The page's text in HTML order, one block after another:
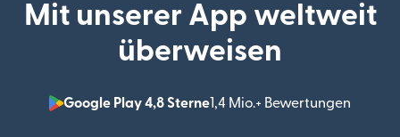
Mit unserer App weltweit
überweisen
Google Play 4,8 Sterne1,4 Mio.+ Bewertungen